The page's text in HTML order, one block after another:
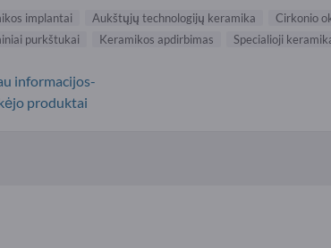
implantai Aukštųjų technologijų keramika
Cirkonio
purkštukai
Keramikos apdirbimas Specialioji
informacijos-
produktai